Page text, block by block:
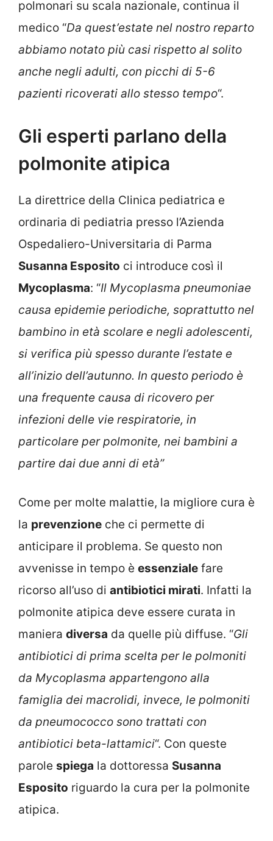
polmonari su scala nazionale, continua il
medico “Da quest’estate nel nostro reparto
abbiamo notato più casi rispetto al solito
anche negli adulti, con picchi di 5-6
pazienti ricoverati allo stesso tempo“.
Gli esperti parlano della
polmonite atipica
La direttrice della Clinica pediatrica e
ordinaria di pediatria presso l’Azienda
Ospedaliero-Universitaria di Parma
Susanna Esposito ci introduce così il
Mycoplasma: “Il Mycoplasma pneumoniae
causa epidemie periodiche, soprattutto nel
bambino in età scolare e negli adolescenti,
si verifica più spesso durante l’estate e
all’inizio dell’autunno. In questo periodo è
una frequente causa di ricovero per
infezioni delle vie respiratorie, in
particolare per polmonite, nei bambini a
partire dai due anni di età”
Come per molte malattie, la migliore cura è
la prevenzione che ci permette di
anticipare il problema. Se questo non
avvenisse in tempo è essenziale fare
ricorso all’uso di antibiotici mirati. Infatti la
polmonite atipica deve essere curata in
maniera diversa da quelle più diffuse. “Gli
antibiotici di prima scelta per le polmoniti
da Mycoplasma appartengono alla
famiglia dei macrolidi, invece, le polmoniti
da pneumococco sono trattati con
antibiotici beta-lattamici“. Con queste
parole spiega la dottoressa Susanna
Esposito riguardo la cura per la polmonite
atipica.